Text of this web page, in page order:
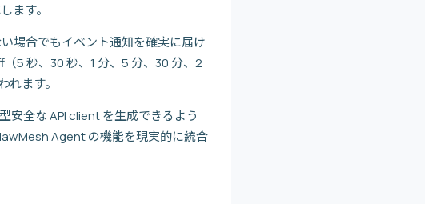
ます。
場合でもイベント通知を確実に届け
5 秒、30 秒、1 分、5 分、30 分、2
ます。
安全な API client を生成できるよう
Agent の機能を現実的に統合